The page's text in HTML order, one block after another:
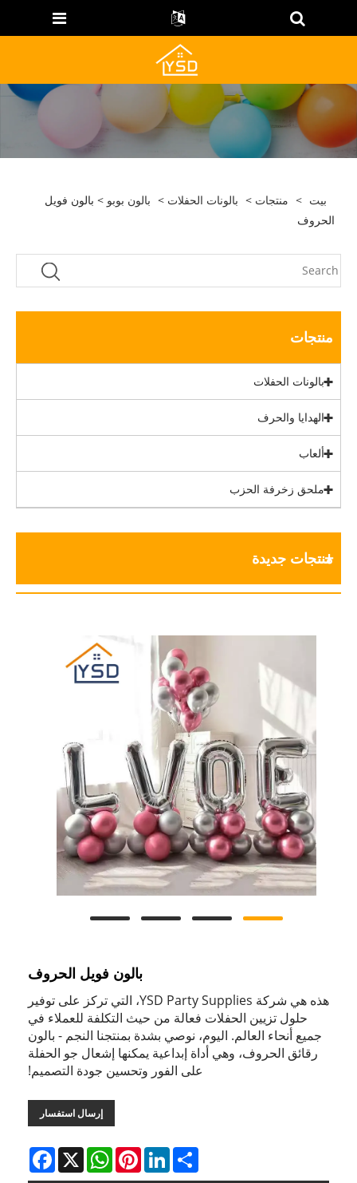
بيت > منتجات > بالونات الحفلات > بالون بوبو > بالون فويل
الحروف
منتجات
بالونات الحفلات
الهدايا والحرف
ألعاب
ملحق زخرفة الحزب
منتجات جديدة
بالون فويل الحروف
هذه هي شركة YSD Party Supplies، التي تركز على توفير
حلول تزيين الحفلات فعالة من حيث التكلفة للعملاء في
جميع أنحاء العالم. اليوم، نوصي بشدة بمنتجنا النجم - بالون
رقائق الحروف، وهي أداة إبداعية يمكنها إشعال جو الحفلة
على الفور وتحسين جودة التصميم!
إرسال استفسار
Facebook X
WhatsAppPinterestLinkedInShare